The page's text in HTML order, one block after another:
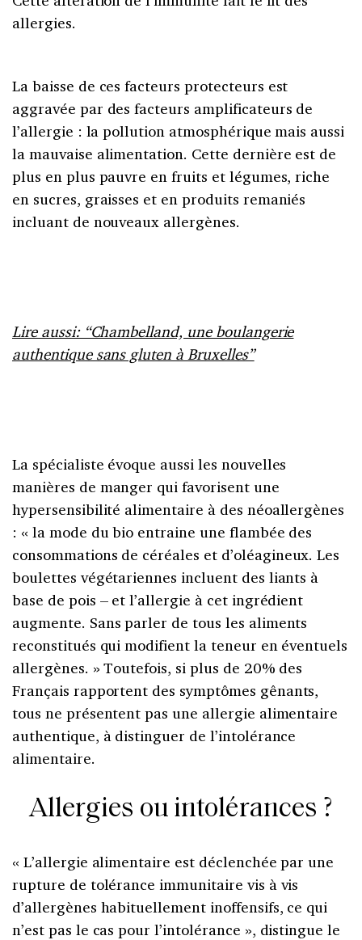
allergies.
La baisse de ces facteurs protecteurs est
aggravée par des facteurs amplificateurs de
l’allergie : la pollution atmosphérique mais aussi
la mauvaise alimentation. Cette dernière est de
plus en plus pauvre en fruits et légumes, riche
en sucres, graisses et en produits remaniés
incluant de nouveaux allergènes.
Lire aussi: “Chambelland, une boulangerie
authentique sans gluten à Bruxelles”
La spécialiste évoque aussi les nouvelles
manières de manger qui favorisent une
hypersensibilité alimentaire à des néoallergènes
: « la mode du bio entraine une flambée des
consommations de céréales et d’oléagineux. Les
boulettes végétariennes incluent des liants à
base de pois – et l’allergie à cet ingrédient
augmente. Sans parler de tous les aliments
reconstitués qui modifient la teneur en éventuels
allergènes. » Toutefois, si plus de 20% des
Français rapportent des symptômes gênants,
tous ne présentent pas une allergie alimentaire
authentique, à distinguer de l’intolérance
alimentaire.
Allergies ou intolérances ?
« L’allergie alimentaire est déclenchée par une
rupture de tolérance immunitaire vis à vis
d’allergènes habituellement inoffensifs, ce qui
n’est pas le cas pour l’intolérance », distingue le